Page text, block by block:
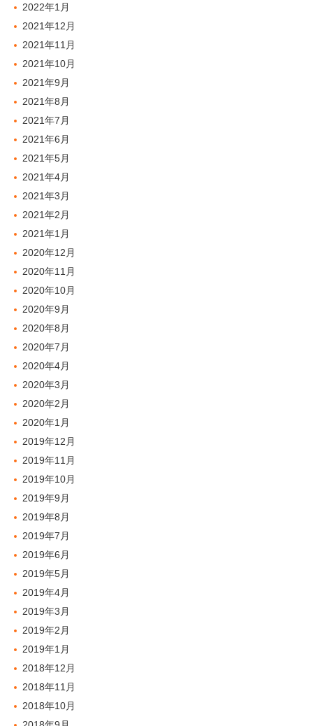
2022年1月
2021年12月
2021年11月
2021年10月
2021年9月
2021年8月
2021年7月
2021年6月
2021年5月
2021年4月
2021年3月
2021年2月
2021年1月
2020年12月
2020年11月
2020年10月
2020年9月
2020年8月
2020年7月
2020年4月
2020年3月
2020年2月
2020年1月
2019年12月
2019年11月
2019年10月
2019年9月
2019年8月
2019年7月
2019年6月
2019年5月
2019年4月
2019年3月
2019年2月
2019年1月
2018年12月
2018年11月
2018年10月